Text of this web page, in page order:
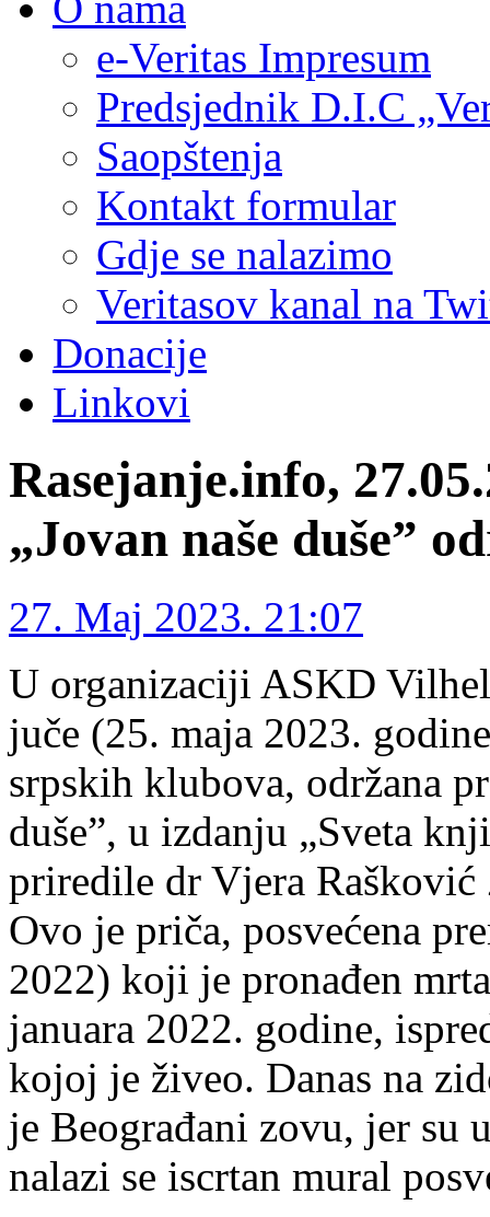
e-Veritas Impresum
Predsjednik D.I.C
Saopštenja
Kontakt formular
Gdje se nalazimo
Veritasov kanal na
Donacije
Linkovi
Rasejanje.info,
„Jovan naše duše”
27. Maj 2023. 21:07
U organizaciji ASKD
juče (25. maja 2023.
srpskih klubova, održana
duše”, u izdanju „Sveta
priredile dr Vjera
Ovo je priča, posvećena
2022) koji je pronađen
januara 2022. godine,
kojoj je živeo. Danas na
je Beograđani zovu, jer su
nalazi se iscrtan mural